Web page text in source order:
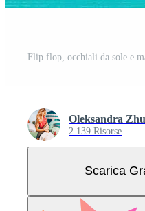
Oleksandra
2.139 Risorse
Scarica